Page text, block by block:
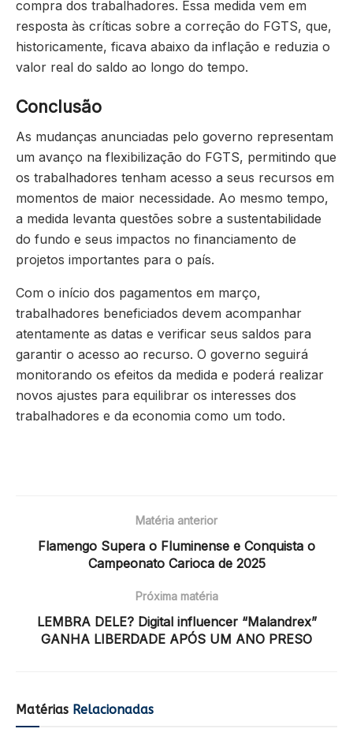
compra dos trabalhadores. Essa medida vem em
resposta às críticas sobre a correção do FGTS, que,
historicamente, ficava abaixo da inflação e reduzia o
valor real do saldo ao longo do tempo.
Conclusão
As mudanças anunciadas pelo governo representam
um avanço na flexibilização do FGTS, permitindo que
os trabalhadores tenham acesso a seus recursos em
momentos de maior necessidade. Ao mesmo tempo,
a medida levanta questões sobre a sustentabilidade
do fundo e seus impactos no financiamento de
projetos importantes para o país.
Com o início dos pagamentos em março,
trabalhadores beneficiados devem acompanhar
atentamente as datas e verificar seus saldos para
garantir o acesso ao recurso. O governo seguirá
monitorando os efeitos da medida e poderá realizar
novos ajustes para equilibrar os interesses dos
trabalhadores e da economia como um todo.
Matéria anterior
Flamengo Supera o Fluminense e Conquista o
Campeonato Carioca de 2025
Próxima matéria
LEMBRA DELE? Digital influencer “Malandrex”
GANHA LIBERDADE APÓS UM ANO PRESO
Matérias Relacionadas